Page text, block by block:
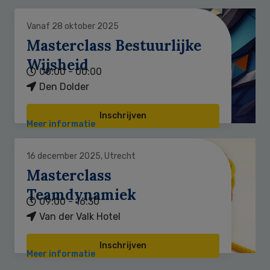
Vanaf 28 oktober 2025
Masterclass Bestuurlijke
Wijsheid
00:00 - 00:00
Den Dolder
Inschrijven
Meer informatie
16 december 2025, Utrecht
Masterclass
Teamdynamiek
09:00 - 16:30
Van der Valk Hotel
Inschrijven
Meer informatie